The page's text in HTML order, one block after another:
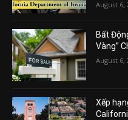
August 6,
Bất
Vàng”
August 6,
Xếp